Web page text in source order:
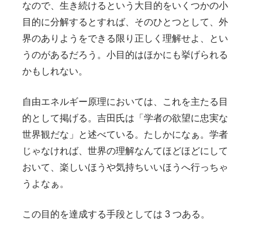
なので、生き続けるという大目的をいくつかの小
目的に分解するとすれば、そのひとつとして、外
界のありようをできる限り正しく理解せよ、とい
うのがあるだろう。小目的はほかにも挙げられる
かもしれない。
自由エネルギー原理においては、これを主たる目
的として掲げる。吉田氏は「学者の欲望に忠実な
世界観だな」と述べている。たしかになぁ。学者
じゃなければ、世界の理解なんてほどほどにして
おいて、楽しいほうや気持ちいいほうへ行っちゃ
うよなぁ。
この目的を達成する手段としては 3 つある。